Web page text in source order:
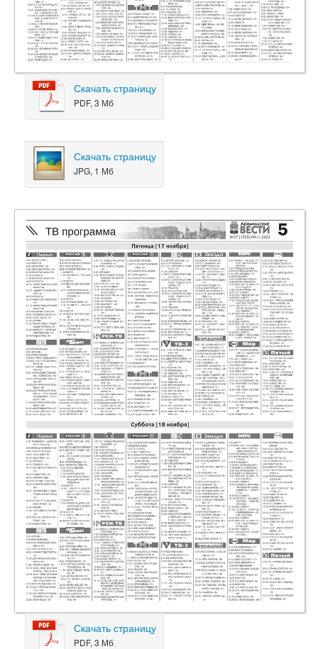
Скачать страницу
PDF, 3 Мб
Скачать страницу
JPG, 1 Мб
Скачать страницу
PDF, 3 Мб